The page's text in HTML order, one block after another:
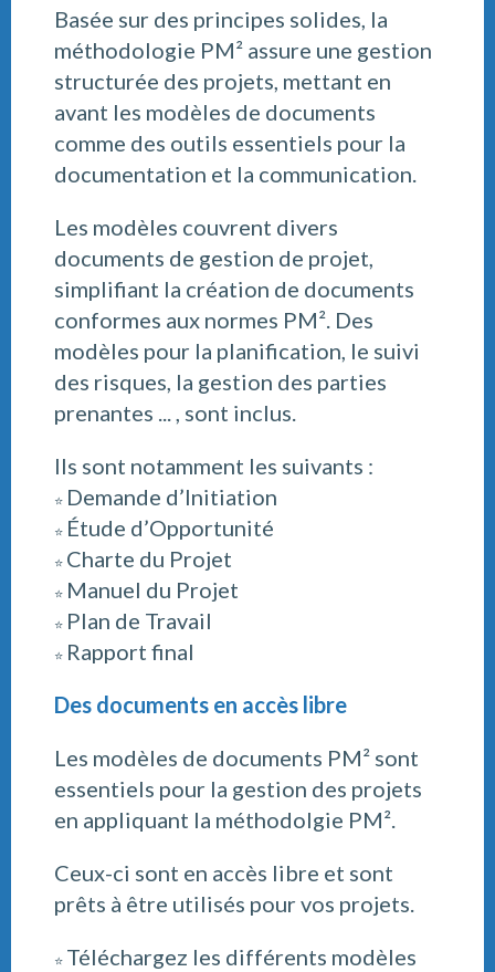
Basée sur des principes solides, la
méthodologie PM² assure une gestion
structurée des projets, mettant en
avant les modèles de documents
comme des outils essentiels pour la
documentation et la communication.
Les modèles couvrent divers
documents de gestion de projet,
simplifiant la création de documents
conformes aux normes PM². Des
modèles pour la planification, le suivi
des risques, la gestion des parties
prenantes ... , sont inclus.
Ils sont notamment les suivants :
⭐ Demande d’Initiation
⭐ Étude d’Opportunité
⭐ Charte du Projet
⭐ Manuel du Projet
⭐ Plan de Travail
⭐ Rapport final
Des documents en accès libre
Les modèles de documents PM² sont
essentiels pour la gestion des projets
en appliquant la méthodolgie PM².
Ceux-ci sont en accès libre et sont
prêts à être utilisés pour vos projets.
⭐ Téléchargez les différents modèles